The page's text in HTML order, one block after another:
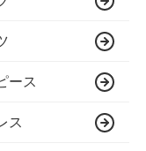
ース
ス